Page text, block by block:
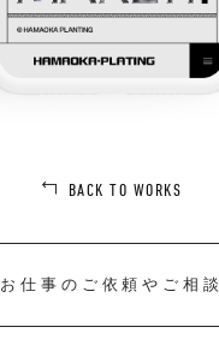
BACK TO WORKS
お仕事のご依頼やご相談